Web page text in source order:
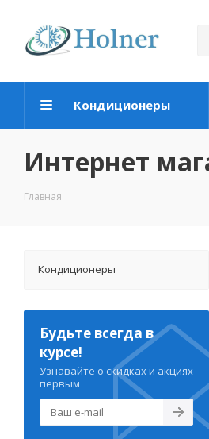
Кондиционеры
Интернет
Главная
Кондиционеры
Будьте всегда в
курсе!
Узнавайте о скидках и акциях
первым